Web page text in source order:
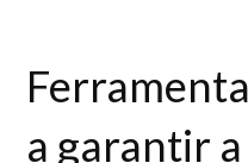
a garantir